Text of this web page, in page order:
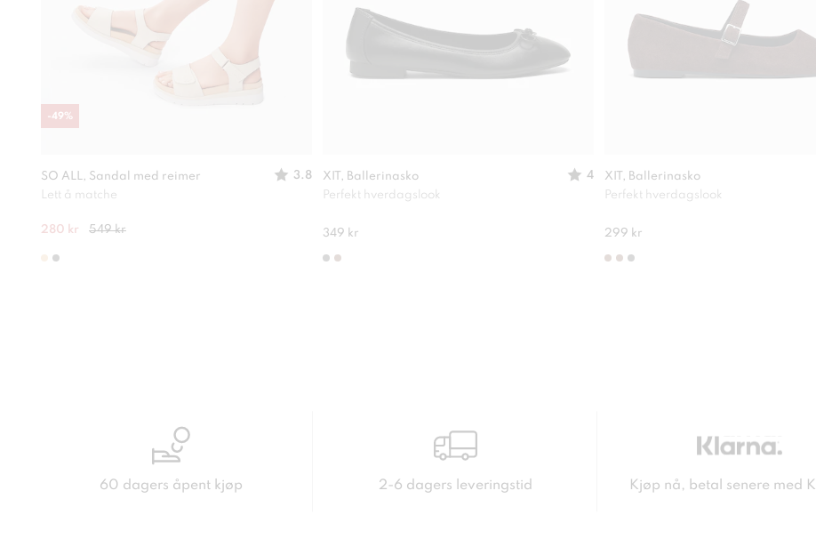
SO ALL, Sandal med reimer
3.8
Lett å matche
280 kr 549 kr
-49%
XIT, Ballerinasko
4
Perfekt hverdagslook
349 kr
XIT, Ballerinasko
Perfekt hverdagslook
299 kr
60 dagers åpent kjøp 2-6 dagers leveringstid Kjøp nå, betal senere med